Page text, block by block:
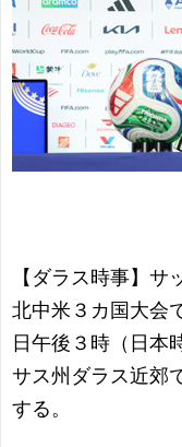
【ダラス時事】サ
北中米３カ国大会
日午後３時（日本
サス州ダラス近郊
する。